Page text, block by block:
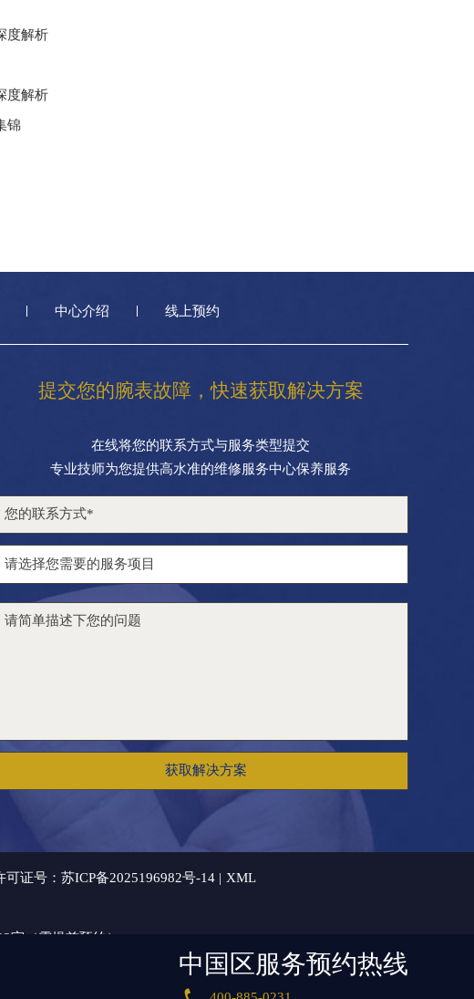
度解析
度解析
锦
中心介绍 线上预约
提交您的腕表故障，快速获取解决方案
在线将您的联系方式与服务类型提交
专业技师为您提供高水准的维修服务中心保养服务
获取解决方案
证号： 苏ICP备2025196982号-14| XML
室（需提前预约）
，我们将在收到通知后立即依法处理。当前页面信息更新时间：2026-06-
中国区服务预约热线